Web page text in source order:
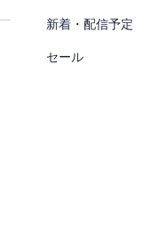
新着・配信予定
セール